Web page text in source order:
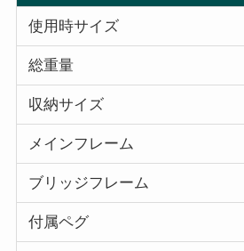
使用時サイズ
総重量
収納サイズ
メインフレーム
ブリッジフレーム
付属ペグ